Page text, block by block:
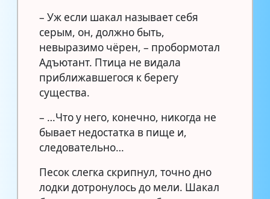
– Уж если шакал называет себя
серым, он, должно быть,
невыразимо чёрен, – пробормотал
Адъютант. Птица не видала
приближавшегося к берегу
существа.
– …Что у него, конечно, никогда не
бывает недостатка в пище и,
следовательно…
Песок слегка скрипнул, точно дно
лодки дотронулось до мели. Шакал